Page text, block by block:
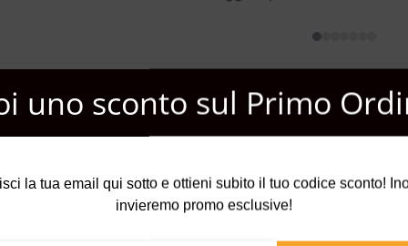
con le note dipepe rosa,cannellaecardamomo,
vigorosa nota di patchouli, arricchita dallaprofonda ricchezza
aggiunge una sfumatura avvolgente e
uno sconto sul Primo
la tua email qui sotto e ottieni subito il tuo codice sconto!
invieremo promo esclusive!